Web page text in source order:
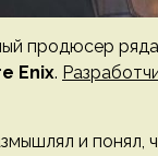
продюсер ряда
Enix.
и понял,